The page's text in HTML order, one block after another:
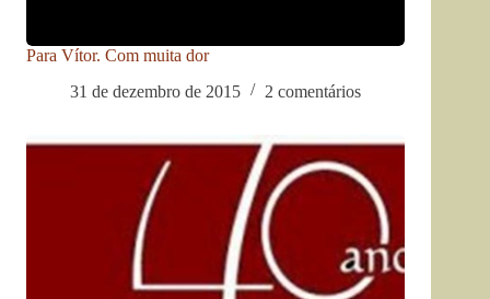
Para Vítor. Com muita dor
31 de dezembro de 2015
2 comentários